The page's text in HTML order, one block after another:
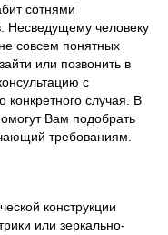
сотнями
Несведущему человеку
совсем понятных
или позвонить в
с
конкретного случая. В
Вам подобрать
требованиям.
конструкции
или зеркально-